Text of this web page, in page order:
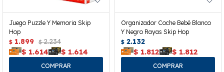
Juego Puzzle Y Memoria Skip
Hop
$ 1.899 $ 2.234
$ 1.614 $ 1.614
Organizador Coche Bebé Blanco
Y Negro Rayas Skip Hop
$ 2.132
$ 1.812 $ 1.812